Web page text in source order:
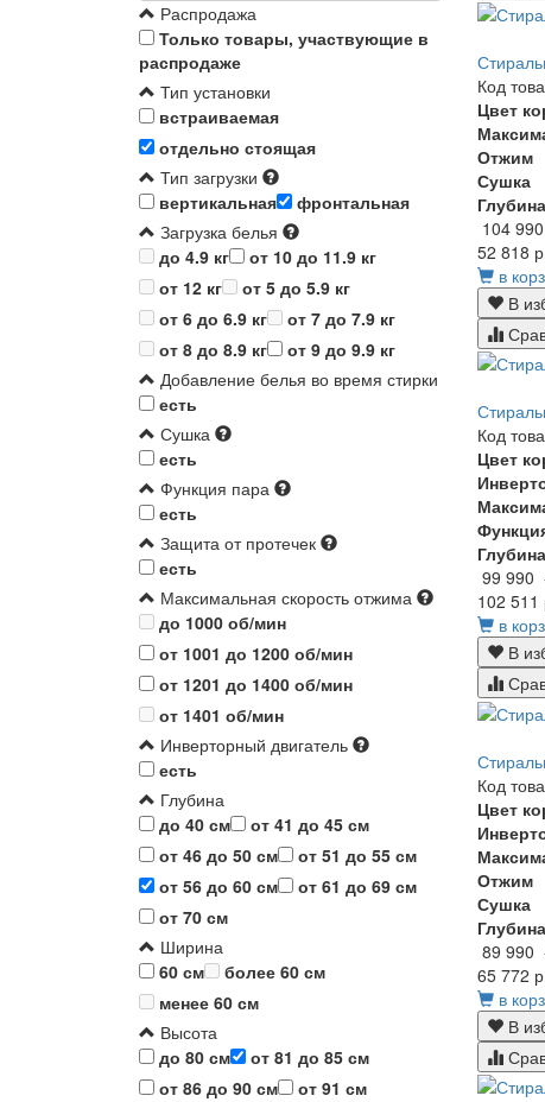
Распродажа
Только товары, участвующие в
распродаже
Тип установки
встраиваемая
отдельно стоящая
Тип загрузки
вертикальная
фронтальная
Загрузка белья
до 4.9 кг
от 10 до 11.9 кг
от 12 кг
от 5 до 5.9 кг
от 6 до 6.9 кг
от 7 до 7.9 кг
от 8 до 8.9 кг
от 9 до 9.9 кг
Добавление белья во время стирки
есть
Сушка
есть
Функция пара
есть
Защита от протечек
есть
Максимальная скорость отжима
до 1000 об/мин
от 1001 до 1200 об/мин
от 1201 до 1400 об/мин
от 1401 об/мин
Инверторный двигатель
есть
Глубина
до 40 см
от 41 до 45 см
от 46 до 50 см
от 51 до 55 см
от 56 до 60 см
от 61 до 69 см
от 70 см
Ширина
60 см
более 60 см
менее 60 см
Высота
до 80 см
от 81 до 85 см
от 86 до 90 см
от 91 см
Код
Цвет
Отжим
Сушка
Глубина
104 990
52 818
в
В
Код
Цвет
Глубина
99 990
102 511
в
В
Код
Цвет
Отжим
Сушка
Глубина
89 990
65 772
в
В